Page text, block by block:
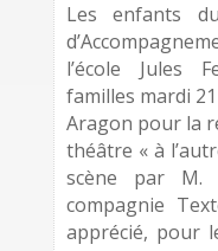
Les enfants
l’école Jules
familles mardi
Aragon pour la
théâtre « à
scène par M.
compagnie
apprécié, pour